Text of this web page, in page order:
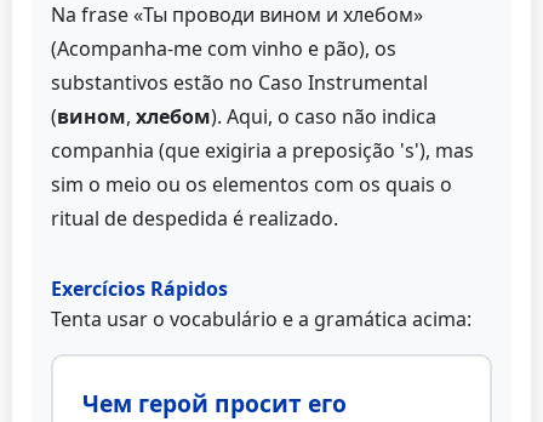
Na frase «Ты проводи вином и хлебом»
(Acompanha-me com vinho e pão), os
substantivos estão no Caso Instrumental
(вином, хлебом). Aqui, o caso não indica
companhia (que exigiria a preposição 's'), mas
sim o meio ou os elementos com os quais o
ritual de despedida é realizado.
Exercícios Rápidos
Tenta usar o vocabulário e a gramática acima:
Чем герой просит его